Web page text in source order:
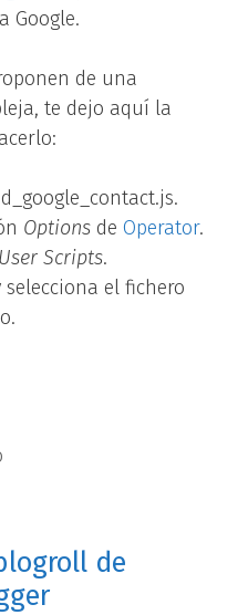
Google.
de una
te dejo aquí la
Options de Operator.
User Scripts.
selecciona el fichero
de